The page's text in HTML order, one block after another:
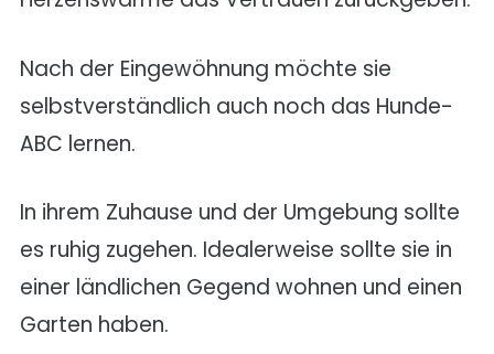
Nach der Eingewöhnung möchte sie
selbstverständlich auch noch das Hunde-
ABC lernen.
In ihrem Zuhause und der Umgebung sollte
es ruhig zugehen. Idealerweise sollte sie in
einer ländlichen Gegend wohnen und einen
Garten haben.